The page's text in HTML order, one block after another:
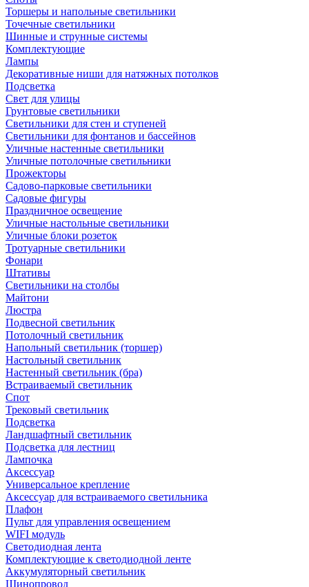
Торшеры и напольные светильники
Точечные светильники
Шинные и струнные системы
Комплектующие
Лампы
Декоративные ниши для натяжных потолков
Подсветка
Свет для улицы
Грунтовые светильники
Светильники для стен и ступеней
Светильники для фонтанов и бассейнов
Уличные настенные светильники
Уличные потолочные светильники
Прожекторы
Садово-парковые светильники
Садовые фигуры
Праздничное освещение
Уличные настольные светильники
Уличные блоки розеток
Тротуарные светильники
Фонари
Штативы
Светильники на столбы
Майтони
Люстра
Подвесной светильник
Потолочный светильник
Напольный светильник (торшер)
Настольный светильник
Настенный светильник (бра)
Встраиваемый светильник
Спот
Трековый светильник
Подсветка
Ландшафтный светильник
Подсветка для лестниц
Лампочка
Аксессуар
Универсальное крепление
Аксессуар для встраиваемого светильника
Плафон
Пульт для управления освещением
WIFI модуль
Светодиодная лента
Комплектующие к светодиодной ленте
Аккумуляторный светильник
Шинопровод